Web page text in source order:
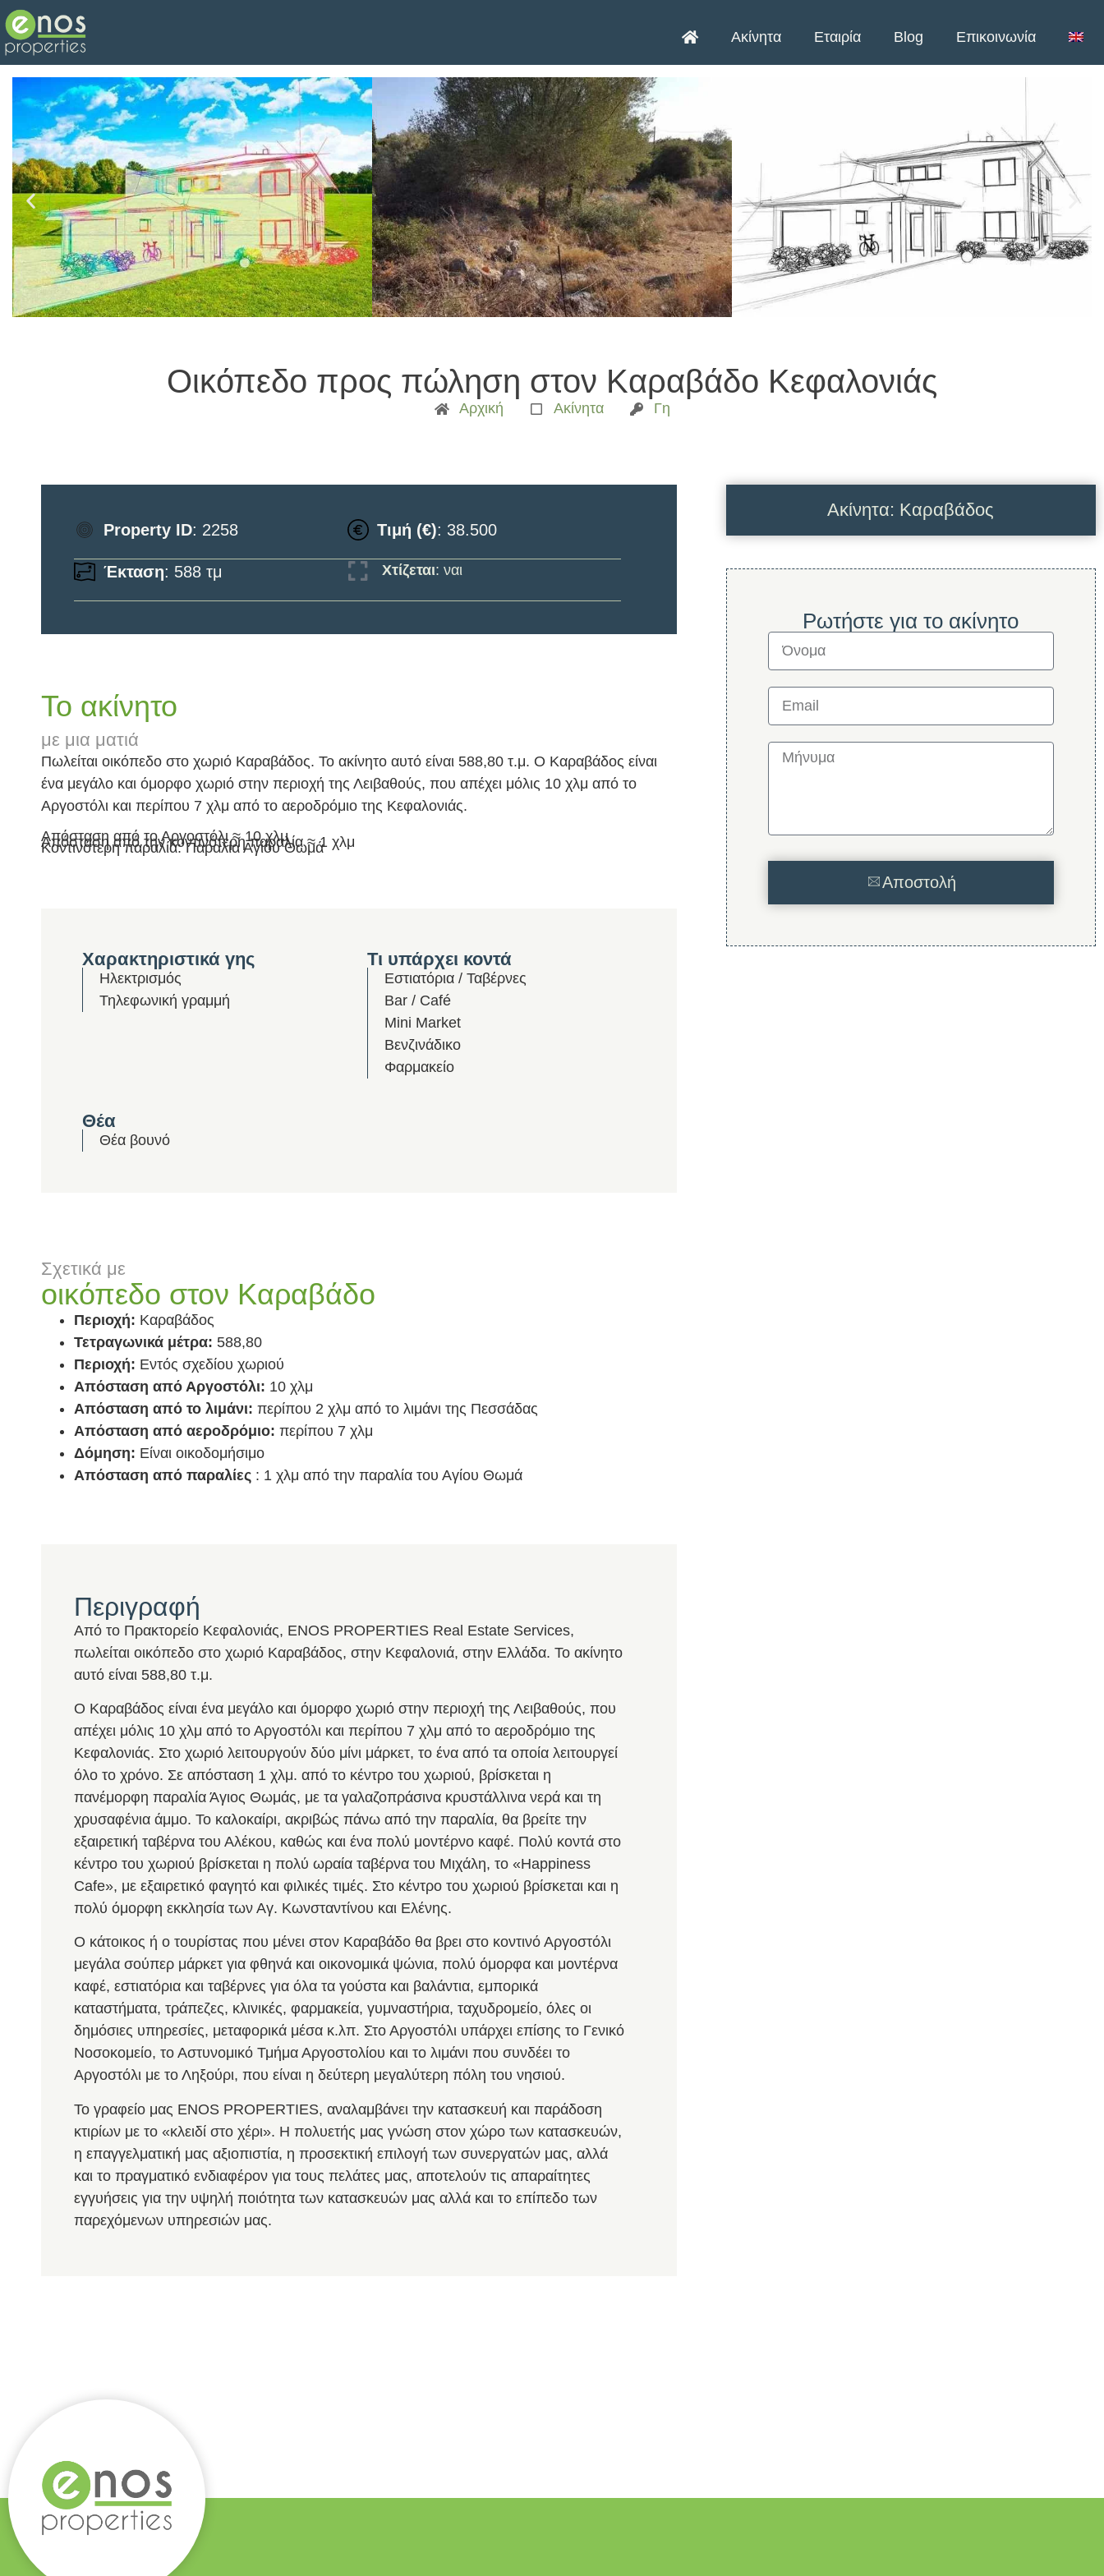
Ακίνητα Εταιρία Blog Επικοινωνία
Οικόπεδο προς πώληση στον Καραβάδο Κεφαλονιάς
Αρχική Ακίνητα Γη
Property ID: 2258 Τιμή (€): 38.500
Έκταση: 588 τμ Χτίζεται: ναι
Το ακίνητο
με μια ματιά
Πωλείται οικόπεδο στο χωριό Καραβάδος. Το ακίνητο αυτό είναι 588,80 τ.μ. Ο Καραβάδος είναι
ένα μεγάλο και όμορφο χωριό στην περιοχή της Λειβαθούς, που απέχει μόλις 10 χλμ από το
Αργοστόλι και περίπου 7 χλμ από το αεροδρόμιο της Κεφαλονιάς.
Απόσταση από το Αργοστόλι ≈ 10 χλμ
Απόσταση από την κοντινότερη παραλία ≈ 1 χλμ
Κοντινότερη παραλία: Παραλία Αγίου Θωμά
Χαρακτηριστικά γης
Ηλεκτρισμός
Τηλεφωνική γραμμή
Τι υπάρχει κοντά
Εστιατόρια / Ταβέρνες
Bar / Café
Mini Market
Βενζινάδικο
Φαρμακείο
Θέα
Θέα βουνό
Σχετικά με
οικόπεδο στον Καραβάδο
Περιοχή: Καραβάδος
Τετραγωνικά μέτρα: 588,80
Περιοχή: Εντός σχεδίου χωριού
Απόσταση από Αργοστόλι: 10 χλμ
Απόσταση από το λιμάνι: περίπου 2 χλμ από το λιμάνι της Πεσσάδας
Απόσταση από αεροδρόμιο: περίπου 7 χλμ
Δόμηση: Είναι οικοδομήσιμο
Απόσταση από παραλίες : 1 χλμ από την παραλία του Αγίου Θωμά
Περιγραφή
Από το Πρακτορείο Κεφαλονιάς, ENOS PROPERTIES Real Estate Services,
πωλείται οικόπεδο στο χωριό Καραβάδος, στην Κεφαλονιά, στην Ελλάδα. Το ακίνητο
αυτό είναι 588,80 τ.μ.
Ο Καραβάδος είναι ένα μεγάλο και όμορφο χωριό στην περιοχή της Λειβαθούς, που
απέχει μόλις 10 χλμ από το Αργοστόλι και περίπου 7 χλμ από το αεροδρόμιο της
Κεφαλονιάς. Στο χωριό λειτουργούν δύο μίνι μάρκετ, το ένα από τα οποία λειτουργεί
όλο το χρόνο. Σε απόσταση 1 χλμ. από το κέντρο του χωριού, βρίσκεται η
πανέμορφη παραλία Άγιος Θωμάς, με τα γαλαζοπράσινα κρυστάλλινα νερά και τη
χρυσαφένια άμμο. Το καλοκαίρι, ακριβώς πάνω από την παραλία, θα βρείτε την
εξαιρετική ταβέρνα του Αλέκου, καθώς και ένα πολύ μοντέρνο καφέ. Πολύ κοντά στο
κέντρο του χωριού βρίσκεται η πολύ ωραία ταβέρνα του Μιχάλη, το «Happiness
Cafe», με εξαιρετικό φαγητό και φιλικές τιμές. Στο κέντρο του χωριού βρίσκεται και η
πολύ όμορφη εκκλησία των Αγ. Κωνσταντίνου και Ελένης.
Ο κάτοικος ή ο τουρίστας που μένει στον Καραβάδο θα βρει στο κοντινό Αργοστόλι
μεγάλα σούπερ μάρκετ για φθηνά και οικονομικά ψώνια, πολύ όμορφα και μοντέρνα
καφέ, εστιατόρια και ταβέρνες για όλα τα γούστα και βαλάντια, εμπορικά
καταστήματα, τράπεζες, κλινικές, φαρμακεία, γυμναστήρια, ταχυδρομείο, όλες οι
δημόσιες υπηρεσίες, μεταφορικά μέσα κ.λπ. Στο Αργοστόλι υπάρχει επίσης το Γενικό
Νοσοκομείο, το Αστυνομικό Τμήμα Αργοστολίου και το λιμάνι που συνδέει το
Αργοστόλι με το Ληξούρι, που είναι η δεύτερη μεγαλύτερη πόλη του νησιού.
Το γραφείο μας ENOS PROPERTIES, αναλαμβάνει την κατασκευή και παράδοση
κτιρίων με το «κλειδί στο χέρι». Η πολυετής μας γνώση στον χώρο των κατασκευών,
η επαγγελματική μας αξιοπιστία, η προσεκτική επιλογή των συνεργατών μας, αλλά
και το πραγματικό ενδιαφέρον για τους πελάτες μας, αποτελούν τις απαραίτητες
εγγυήσεις για την υψηλή ποιότητα των κατασκευών μας αλλά και το επίπεδο των
παρεχόμενων υπηρεσιών μας.
Ακίνητα: Καραβάδος
Ρωτήστε για το ακίνητο
Αποστολή